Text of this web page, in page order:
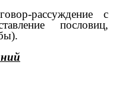
рассуждение с
пословиц,